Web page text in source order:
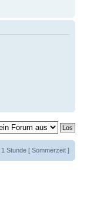
Stunde [ Sommerzeit ]